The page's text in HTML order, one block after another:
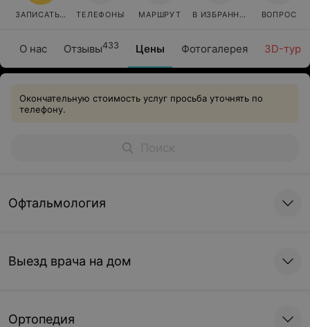
О нас Отзывы433 Цены Фотогалерея 3D-тур
ЗАПИСАТЬСЯ ТЕЛЕФОНЫ МАРШРУТ В ИЗБРАННОЕ ВОПРОС
Окончательную стоимость услуг просьба уточнять по
телефону.
Офтальмология
Выезд врача на дом
Ортопедия